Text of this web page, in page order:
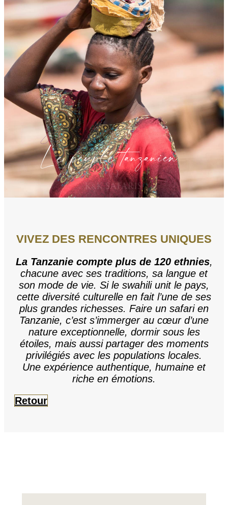
L e peuple tanzanien
VIVEZ DES RENCONTRES UNIQUES
La Tanzanie compte plus de 120 ethnies,
chacune avec ses traditions, sa langue et
son mode de vie. Si le swahili unit le pays,
cette diversité culturelle en fait l’une de ses
plus grandes richesses. Faire un safari en
Tanzanie, c’est s’immerger au cœur d’une
nature exceptionnelle, dormir sous les
étoiles, mais aussi partager des moments
privilégiés avec les populations locales.
Une expérience authentique, humaine et
riche en émotions.
Retour